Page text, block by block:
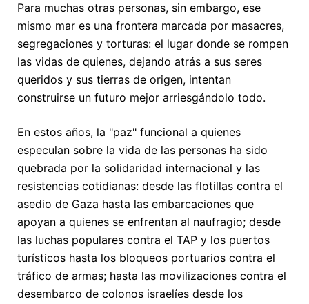
Para muchas otras personas, sin embargo, ese
mismo mar es una frontera marcada por masacres,
segregaciones y torturas: el lugar donde se rompen
las vidas de quienes, dejando atrás a sus seres
queridos y sus tierras de origen, intentan
construirse un futuro mejor arriesgándolo todo.
En estos años, la "paz" funcional a quienes
especulan sobre la vida de las personas ha sido
quebrada por la solidaridad internacional y las
resistencias cotidianas: desde las flotillas contra el
asedio de Gaza hasta las embarcaciones que
apoyan a quienes se enfrentan al naufragio; desde
las luchas populares contra el TAP y los puertos
turísticos hasta los bloqueos portuarios contra el
tráfico de armas; hasta las movilizaciones contra el
desembarco de colonos israelíes desde los